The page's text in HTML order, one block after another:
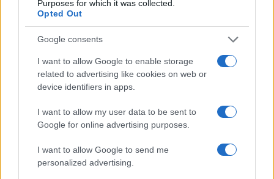
Purposes for which it was collected.
Opted Out
Google consents
I want to allow Google to enable storage
related to advertising like cookies on web or
device identifiers in apps.
I want to allow my user data to be sent to
Google for online advertising purposes.
I want to allow Google to send me
personalized advertising.
ha dubbi: quell’atto non fu una semplice bravata,
e neanche una molestia. Piuttosto, un caso ben
basato sull’accoglimento delle richieste fatte dal
pubblico ministero. Solo una domanda: lo stesso
neozelandese? Purtroppo (o, forse,
fortunatamente) abbiamo i nostri dubbi.
#GRETA BECCAGLIA #VIOLENZA SESSUALE